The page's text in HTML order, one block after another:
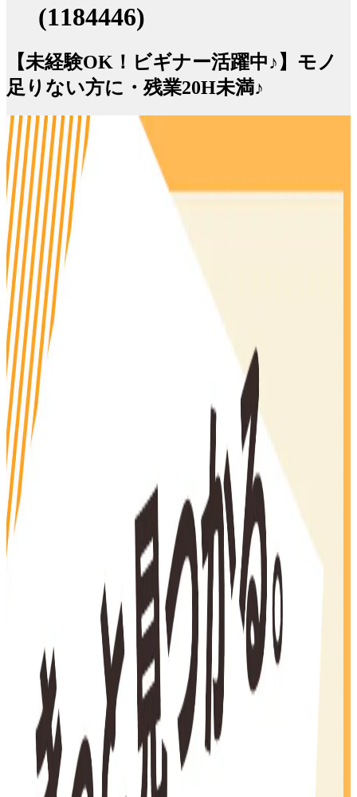
(1184446)
【未経験OK！ビギナー活躍中♪】モノ
足りない方に・残業20H未満♪